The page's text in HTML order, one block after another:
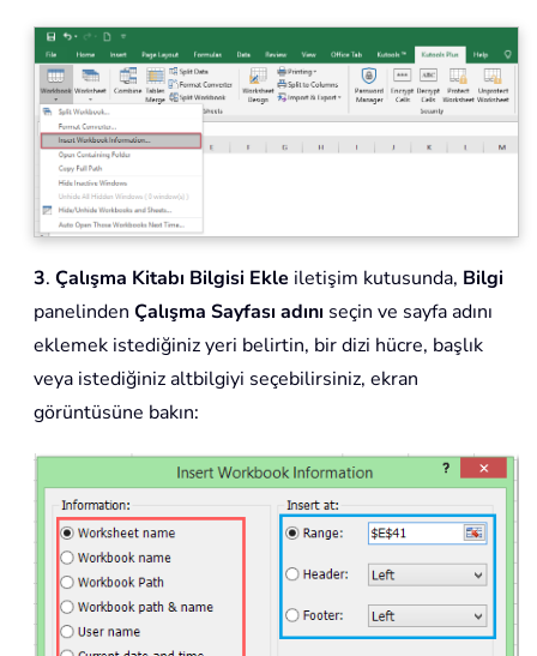
3. Çalışma Kitabı Bilgisi Ekle iletişim kutusunda, Bilgi
panelinden Çalışma Sayfası adını seçin ve sayfa adını
eklemek istediğiniz yeri belirtin, bir dizi hücre, başlık
veya istediğiniz altbilgiyi seçebilirsiniz, ekran
görüntüsüne bakın: